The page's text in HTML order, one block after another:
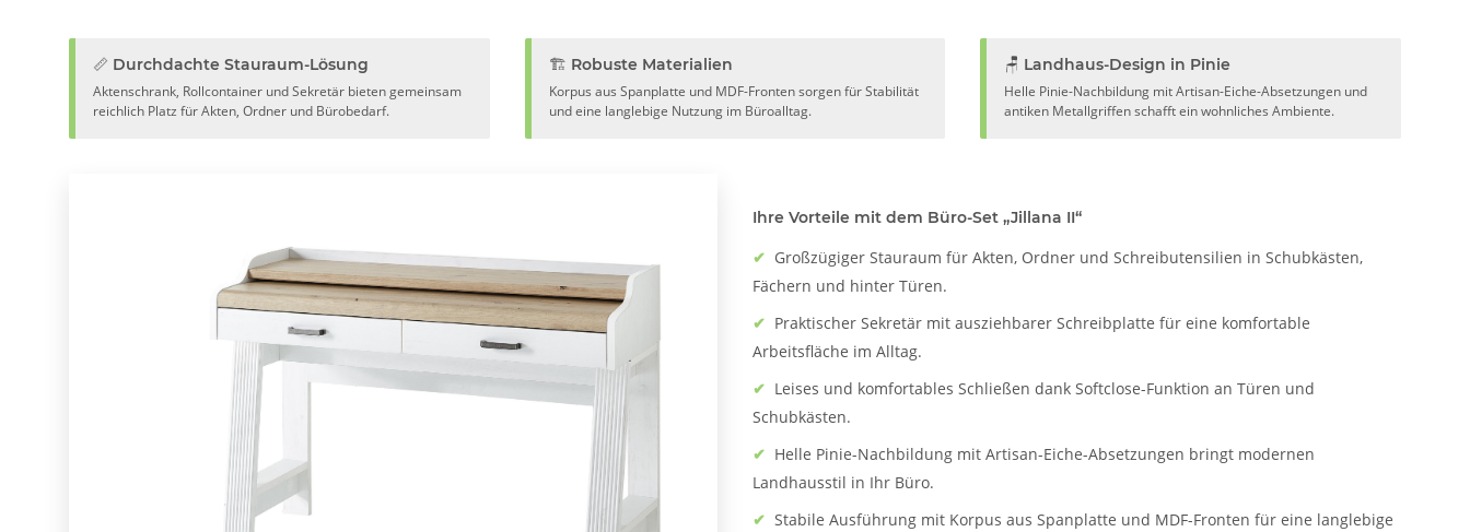
📏 Durchdachte Stauraum-Lösung
Aktenschrank, Rollcontainer und Sekretär bieten gemeinsam
reichlich Platz für Akten, Ordner und Bürobedarf.
🏗️ Robuste Materialien
Korpus aus Spanplatte und MDF-Fronten sorgen für Stabilität
und eine langlebige Nutzung im Büroalltag.
🪑 Landhaus-Design in Pinie
Helle Pinie-Nachbildung mit Artisan-Eiche-Absetzungen und
antiken Metallgriffen schafft ein wohnliches Ambiente.
Ihre Vorteile mit dem Büro-Set „Jillana II“
✔ Großzügiger Stauraum für Akten, Ordner und Schreibutensilien in Schubkästen,
Fächern und hinter Türen.
✔ Praktischer Sekretär mit ausziehbarer Schreibplatte für eine komfortable
Arbeitsfläche im Alltag.
✔ Leises und komfortables Schließen dank Softclose-Funktion an Türen und
Schubkästen.
✔ Helle Pinie-Nachbildung mit Artisan-Eiche-Absetzungen bringt modernen
Landhausstil in Ihr Büro.
✔ Stabile Ausführung mit Korpus aus Spanplatte und MDF-Fronten für eine langlebige